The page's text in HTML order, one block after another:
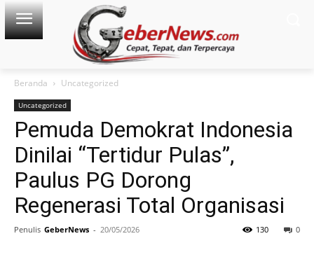
Beranda Uncategorized
Uncategorized
Pemuda Demokrat Indonesia
Dinilai “Tertidur Pulas”,
Paulus PG Dorong
Regenerasi Total Organisasi
Penulis GeberNews - 20/05/2026 0
130